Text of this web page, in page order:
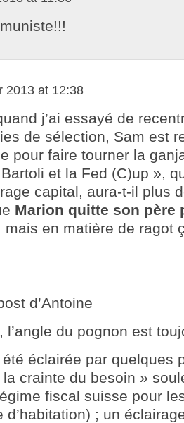
2013 at 12:38
j’ai essayé de
de sélection, Sam est
pour faire tourner la
et la Fed (C)up »,
capital, aura-t-il plus
Marion quitte son père
mais en matière de ragot
d’Antoine
l’angle du pognon est
été éclairée par quelques
crainte du besoin »
fiscal suisse pour
d’habitation) ; un